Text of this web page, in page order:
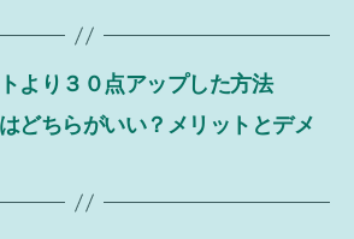
より３０点アップした方法
どちらがいい？メリットとデメ